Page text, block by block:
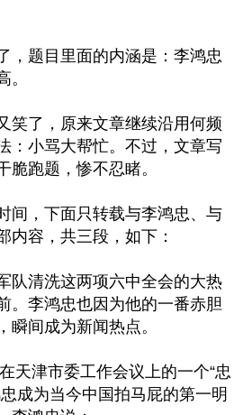
，题目里面的内涵是：李鸿忠
。
笑了，原来文章继续沿用何频
：小骂大帮忙。不过，文章写
脆跑题，惨不忍睹。
间，下面只转载与李鸿忠、与
内容，共三段，如下：
队清洗这两项六中全会的大热
。李鸿忠也因为他的一番赤胆
瞬间成为新闻热点。
天津市委工作会议上的一个“忠
成为当今中国拍马屁的第一明